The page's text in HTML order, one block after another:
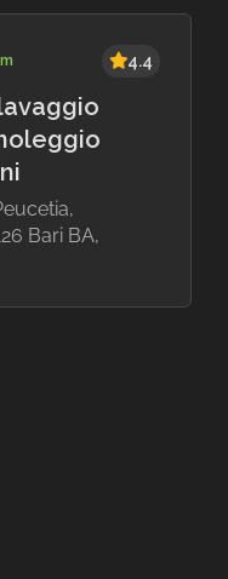
Bari BA,
4.4